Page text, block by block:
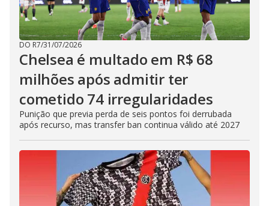
DO R7/31/07/2026
Chelsea é multado em R$ 68
milhões após admitir ter
cometido 74 irregularidades
Punição que previa perda de seis pontos foi derrubada
após recurso, mas transfer ban continua válido até 2027